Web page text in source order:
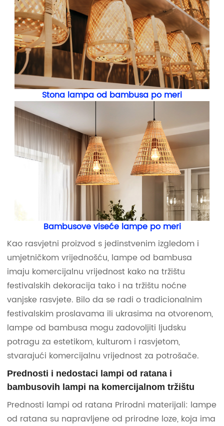
Stona lampa od bambusa po meri
Bambusove viseće lampe po meri
Kao rasvjetni proizvod s jedinstvenim izgledom i
umjetničkom vrijednošću, lampe od bambusa
imaju komercijalnu vrijednost kako na tržištu
festivalskih dekoracija tako i na tržištu noćne
vanjske rasvjete. Bilo da se radi o tradicionalnim
festivalskim proslavama ili ukrasima na otvorenom,
lampe od bambusa mogu zadovoljiti ljudsku
potragu za estetikom, kulturom i rasvjetom,
stvarajući komercijalnu vrijednost za potrošače.
Prednosti i nedostaci lampi od ratana i
bambusovih lampi na komercijalnom tržištu
Prednosti lampi od ratana Prirodni materijali: lampe
od ratana su napravljene od prirodne loze, koja ima